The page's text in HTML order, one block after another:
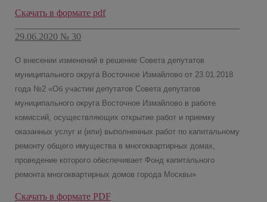
Скачать в формате pdf
29.06.2020 № 30
О внесении изменений в решение Совета депутатов
муниципального округа Восточное Измайлово от 23.01.2018
года №2 «Об участии депутатов Совета депутатов
муниципального округа Восточное Измайлово в работе
комиссий, осуществляющих открытие работ и приемку
оказанных услуг и (или) выполненных работ по капитальному
ремонту общего имущества в многоквартирных домах,
проведение которого обеспечивает Фонд капитального
ремонта многоквартирных домов города Москвы»
Скачать в формате PDF